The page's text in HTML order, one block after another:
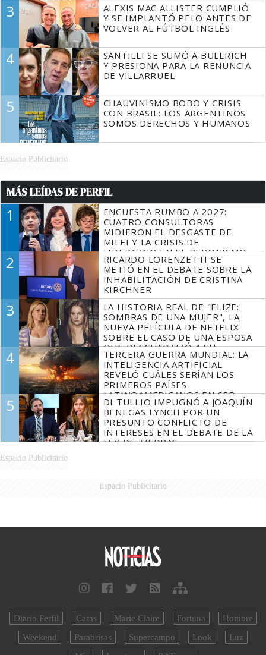
3
ALEXIS MAC ALLISTER CUMPLIÓ
Y SE IMPLANTÓ PELO ANTES DE
VOLVER AL FÚTBOL INGLÉS
4
SANTILLI SE SUMÓ A BULLRICH
Y PRESIONA PARA LA RENUNCIA
DE VILLARRUEL
5
CHAUVINISMO BOBO Y CRISIS
CON BRASIL: LOS ARGENTINOS
SOMOS DERECHOS Y HUMANOS
Espacio Publicitario
MÁS LEÍDAS DE PERFIL
1
ENCUESTA RUMBO A 2027:
CUATRO CONSULTORAS
MIDIERON EL DESGASTE DE
MILEI Y LA CRISIS DE
LIDERAZGO EN EL PERONISMO
2
RICARDO LORENZETTI SE
METIÓ EN EL DEBATE SOBRE LA
INHABILITACIÓN DE CRISTINA
KIRCHNER
3
LA HISTORIA REAL DE "ELIZE:
SOMBRAS DE UNA MUJER", LA
NUEVA PELÍCULA DE NETFLIX
SOBRE EL CASO DE UNA ESPOSA
QUE DESCUARTIZÓ A SU
MARIDO
4
TERCERA GUERRA MUNDIAL: LA
INTELIGENCIA ARTIFICIAL
REVELÓ CUÁLES SERÍAN LOS
PRIMEROS PAÍSES
LATINOAMERICANOS EN SER
DERROTADOS
5
DI TULLIO IMPUGNÓ A JOAQUÍN
BENEGAS LYNCH POR UN
PRESUNTO CONFLICTO DE
INTERESES EN EL DEBATE DE LA
LEY DE TIERRAS
Espacio Publicitario
Espacio Publicitario
Diario Perfil Caras Marie Claire Fortuna
Hombre
Weekend
Parabrisas Supercampo Look
Luz